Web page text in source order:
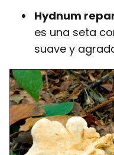
Hydnum
es una seta
suave y